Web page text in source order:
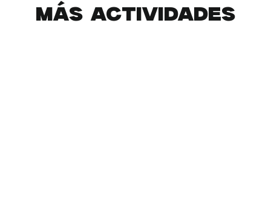
Más actividades